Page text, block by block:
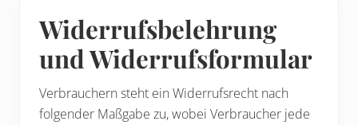
Widerrufsbelehrung
und Widerrufsformular
Verbrauchern steht ein Widerrufsrecht nach
folgender Maßgabe zu, wobei Verbraucher jede